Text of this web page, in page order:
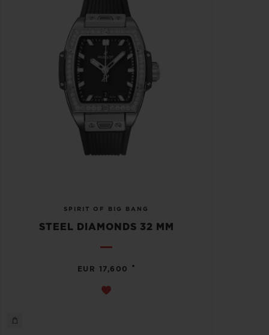
SPIRIT OF BIG BANG
STEEL DIAMONDS 32 MM
EUR 17,600 •